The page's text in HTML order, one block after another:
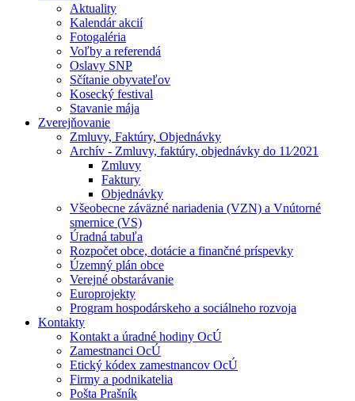
Aktuality
Kalendár akcií
Fotogaléria
Voľby a referendá
Oslavy SNP
Sčítanie obyvateľov
Kosecký festival
Stavanie mája
Zverejňovanie
Zmluvy, Faktúry, Objednávky
Archív - Zmluvy, faktúry, objednávky do 11⁄2021
Zmluvy
Faktury
Objednávky
Všeobecne záväzné nariadenia (VZN) a Vnútorné
smernice (VS)
Úradná tabuľa
Rozpočet obce, dotácie a finančné príspevky
Územný plán obce
Verejné obstarávanie
Europrojekty
Program hospodárskeho a sociálneho rozvoja
Kontakty
Kontakt a úradné hodiny OcÚ
Zamestnanci OcÚ
Etický kódex zamestnancov OcÚ
Firmy a podnikatelia
Pošta Prašník